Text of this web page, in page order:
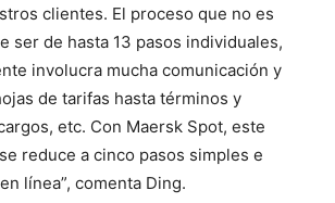
clientes. El proceso que no es
ser de hasta 13 pasos individuales,
involucra mucha comunicación y
de tarifas hasta términos y
etc. Con Maersk Spot, este
reduce a cinco pasos simples e
línea”, comenta Ding.